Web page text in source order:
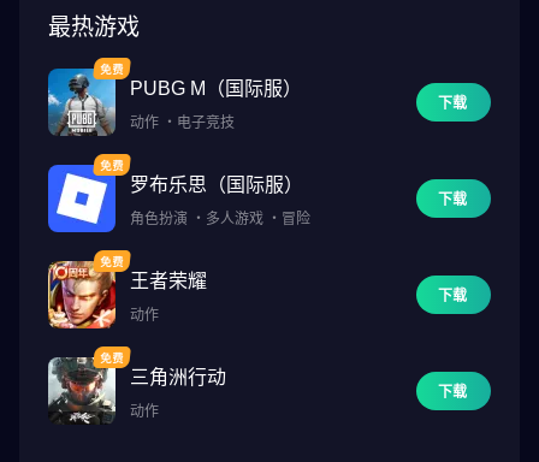
最热游戏
PUBG M（国际服）
动作 ・ 电子竞技
下载
罗布乐思（国际服）
角色扮演 ・ 多人游戏 ・ 冒险
下载
王者荣耀
动作
下载
三角洲行动
动作
下载